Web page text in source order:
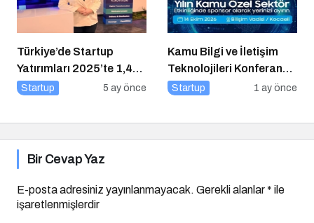
Türkiye’de Startup
Yatırımları 2025’te 1,4
Milyar Dolara Ulaştı
Startup 5 ay önce
Kamu Bilgi ve İletişim
Teknolojileri Konferansı
2026 İçin Geri Sayım!
Startup 1 ay önce
Bir Cevap Yaz
E-posta adresiniz yayınlanmayacak. Gerekli alanlar* ile
işaretlenmişlerdir